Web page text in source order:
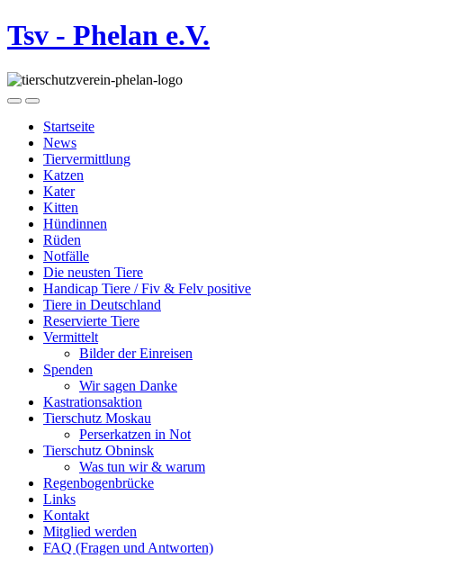
Tsv - Phelan e.V.
Startseite
News
Tiervermittlung
Katzen
Kater
Kitten
Hündinnen
Rüden
Notfälle
Die neusten Tiere
Handicap Tiere / Fiv & Felv positive
Tiere in Deutschland
Reservierte Tiere
Vermittelt
Bilder der Einreisen
Spenden
Wir sagen Danke
Kastrationsaktion
Tierschutz Moskau
Perserkatzen in Not
Tierschutz Obninsk
Was tun wir & warum
Regenbogenbrücke
Links
Kontakt
Mitglied werden
FAQ (Fragen und Antworten)